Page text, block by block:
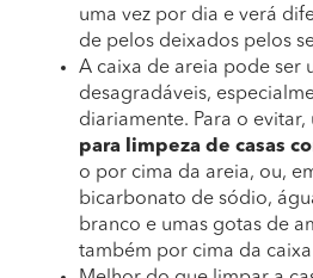
uma vez por dia e verá
de pelos deixados pelos
A caixa de areia pode ser
desagradáveis,
diariamente. Para o evitar,
para limpeza de casas
o por cima da areia, ou,
bicarbonato de sódio,
branco e umas gotas de
também por cima da